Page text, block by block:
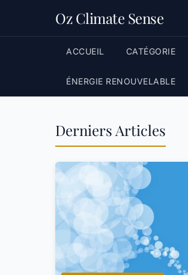
Oz Climate Sense
ACCUEIL CATÉGORIE
ÉNERGIE RENOUVELABLE
Derniers Articles